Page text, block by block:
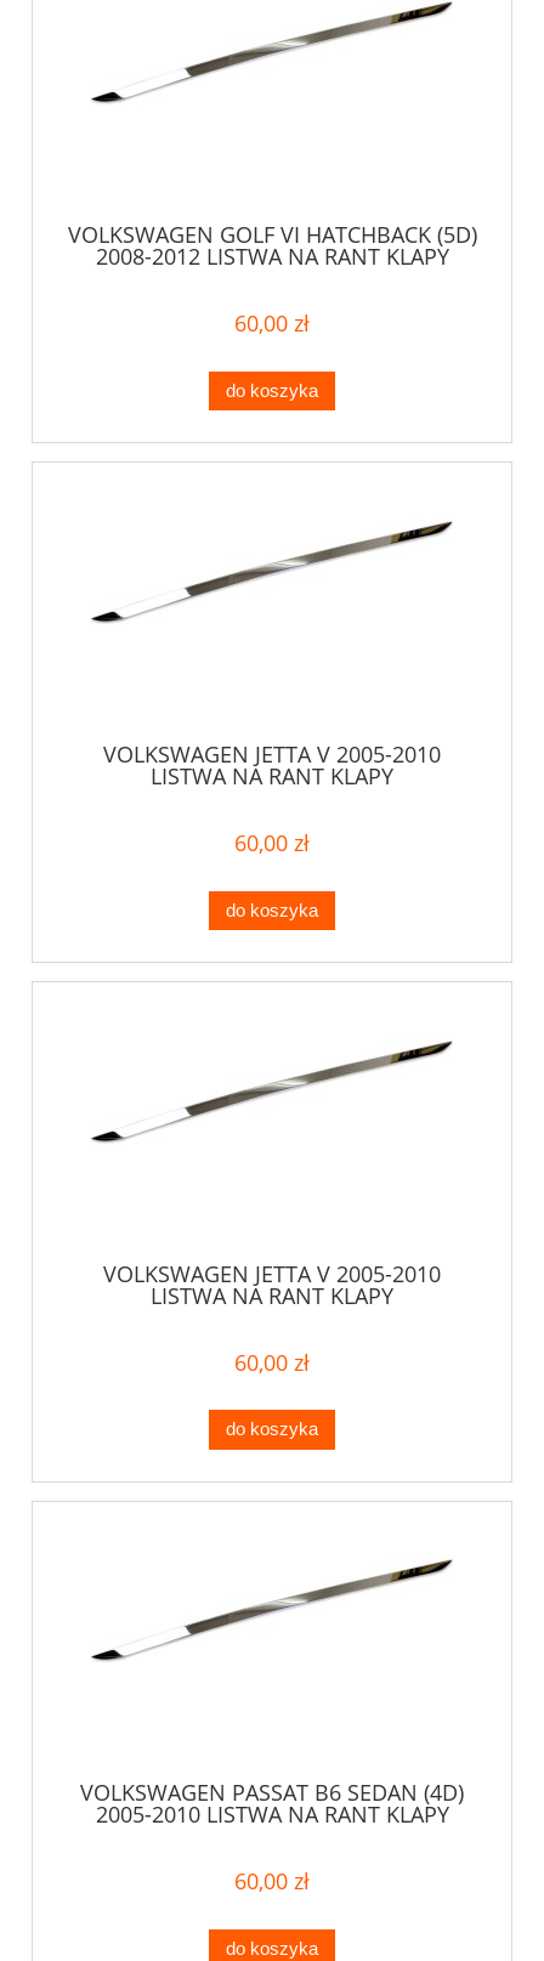
VOLKSWAGEN GOLF VI HATCHBACK (5D)
2008-2012 LISTWA NA RANT KLAPY
60,00 zł
do koszyka
VOLKSWAGEN JETTA V 2005-2010
LISTWA NA RANT KLAPY
60,00 zł
do koszyka
VOLKSWAGEN JETTA V 2005-2010
LISTWA NA RANT KLAPY
60,00 zł
do koszyka
VOLKSWAGEN PASSAT B6 SEDAN (4D)
2005-2010 LISTWA NA RANT KLAPY
60,00 zł
do koszyka